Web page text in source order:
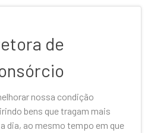
de
nossa condição
bens que tragam mais
dia, ao mesmo tempo em que